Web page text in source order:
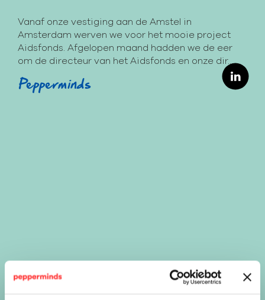
Vanaf onze vestiging aan de Amstel in
Amsterdam werven we voor het mooie project
Aidsfonds. Afgelopen maand hadden we de eer
om de directeur van het Aidsfonds en onze dir...
Pepperminds